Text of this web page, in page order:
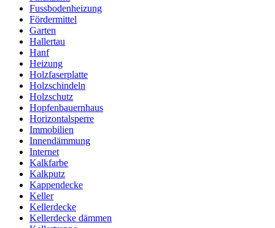
Fussbodenheizung
Fördermittel
Garten
Hallertau
Hanf
Heizung
Holzfaserplatte
Holzschindeln
Holzschutz
Hopfenbauernhaus
Horizontalsperre
Immobilien
Innendämmung
Internet
Kalkfarbe
Kalkputz
Kappendecke
Keller
Kellerdecke
Kellerdecke dämmen